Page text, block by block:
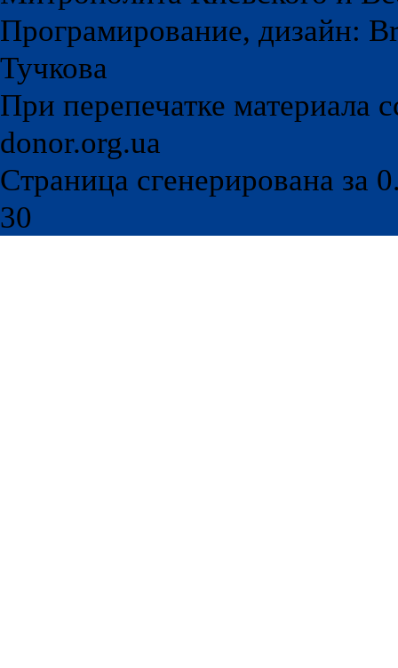
Програмирование, дизайн:
Тучкова
При перепечатке материала
donor.org.ua
Страница сгенерирована за
30